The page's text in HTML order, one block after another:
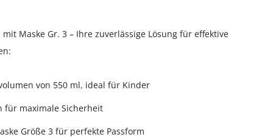
Maske Gr. 3 – Ihre zuverlässige Lösung für effektive
von 550 ml, ideal für Kinder
für maximale Sicherheit
Größe 3 für perfekte Passform